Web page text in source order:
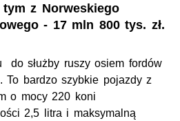
z Norweskiego
- 17 mln 800 tys. zł.
do służby ruszy osiem fordów
To bardzo szybkie pojazdy z
o mocy 220 koni
2,5 litra i maksymalną